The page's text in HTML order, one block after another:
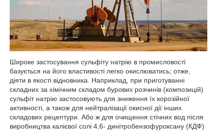
Широке застосування сульфіту натрію в промисловості
базується на його властивості легко окислюватись; отже,
діяти в якості відновника. Наприклад, при приготуванні
складних за хімічним складом бурових розчинів (композицій)
сульфіт натрію застосовують для зниження їх корозійної
активності, а також для нейтралізації окисної дії інших
складових рецептури. Або ж для очищення стічних вод після
виробництва калієвої солі 4,6- динітробензофуроксану (КДФ)